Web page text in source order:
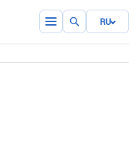
RU